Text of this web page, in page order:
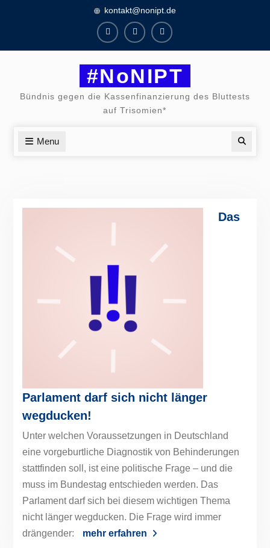
kontakt@nonipt.de
FacebookInstagram
Twitter
#NoNIPT
Bündnis gegen die Kassenfinanzierung des Bluttests
auf Trisomien*
Menu
Das
Parlament darf sich nicht länger
wegducken!
Unter welchen Voraussetzungen in Deutschland
eine vorgeburtliche Diagnostik von Behinderungen
stattfinden soll, ist eine politische Frage – und die
muss im Bundestag entschieden werden. Das
Parlament darf sich bei diesem wichtigen Thema
nicht länger wegducken. Die Frage wird immer
drängender:
mehr erfahren